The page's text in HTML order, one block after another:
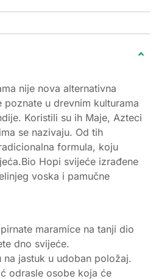
nije nova alternativna
poznate u drevnim kulturama
Koristili su ih Maje, Azteci
se nazivaju. Od tih
formula, koju
Hopi svijeće izrađene
voska i pamučne
maramice na tanji dio
dno svijeće.
jastuk u udoban položaj.
odrasle osobe koja će